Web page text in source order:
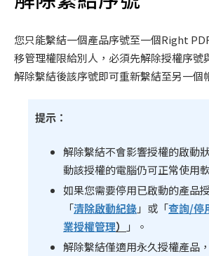
您只能繫結一個產品序號至一個Right
移管理權限給別人，必須先解除授權序號
解除繫結後該序號即可重新繫結至另一個
提示：
解除繫結不會影響授權的啟動
動該授權的電腦仍可正常使用
如果您需要停用已啟動的產品
「清除啟動紀錄」或「查詢/停
業授權管理）
」。
解除繫結僅適用永久授權產品